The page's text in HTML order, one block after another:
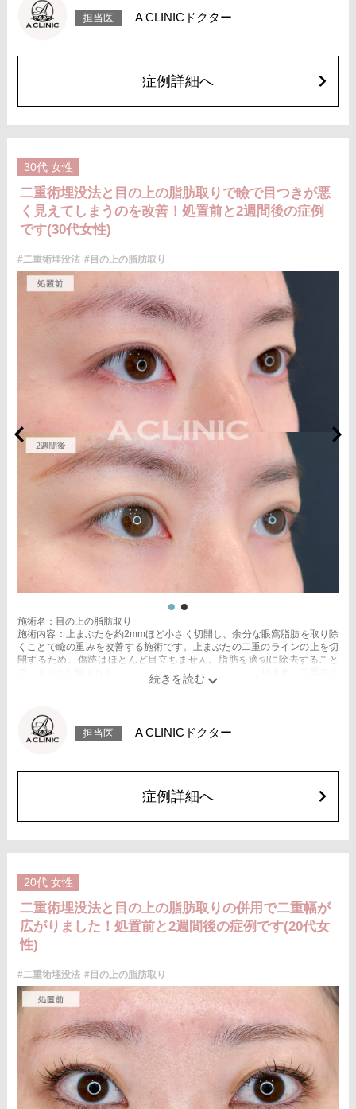
で落ち着いていきますが、個人差があります。また、稀に細菌感染症、左
右差、重瞼ラインの消失・乱れ、縫合糸の露出、結膜腫脹などが生じるこ
アドバンス 2箇所217,800円(税込)～6箇所349,800円(税込)
アペックス シングル437,800円(税込)～ダブル657,800円(税込)
シークレットアイズシングル712,800円(税込)〜ダブル877,800円(税込)
施術名：目の上の脂肪取り
施術内容：上まぶたを約2mmほど小さく切開し、余分な眼窩脂肪を取り除
開するため、傷跡はほとんど目立ちません。脂肪を適切に除去すること
で、まぶたが軽くなり、目元がすっきりとした印象になります。二重のラ
インもよりくっきりと出やすくなるため、眠たそうな目元や重たいまぶた
にお悩みの方に適した施術です。
施術時間：約15分程
リスク、副作用：腫れ、内出血、疼痛などが術後一時的に生じることがご
ざいます。また、稀に細菌感染症、左右差、肥厚性瘢痕、創部陥凹などが
費用：118,800円(税込)〜173,800円(税込)
オプション：笑気麻酔 3,300円(税込)
担当医 A CLINICドクター
症例詳細へ
30代 女性
二重術埋没法と目の上の脂肪取りで瞼で目つきが悪
く見えてしまうのを改善！処置前と2週間後の症例
です(30代女性)
#二重術埋没法 #目の上の脂肪取り
施術名：目の上の脂肪取り
施術内容：上まぶたを約2mmほど小さく切開し、余分な眼窩脂肪を取り除
くことで瞼の重みを改善する施術です。上まぶたの二重のラインの上を切
開するため、傷跡はほとんど目立ちません。脂肪を適切に除去すること
で、まぶたが軽くなり、目元がすっきりとした印象になります。二重のラ
インもよりくっきりと出やすくなるため、眠たそうな目元や重たいまぶた
リスク、副作用：腫れ、内出血、疼痛などが術後一時的に生じることがご
ざいます。また、稀に細菌感染症、左右差、肥厚性瘢痕、創部陥凹などが
オプション：笑気麻酔 3,300円(税込)
て結紮（けっさつ）し、皮下に糸を埋没させることで、くっきりとした二
重ラインを形成する施術です。メスを使用しないため、腫れや内出血など
のダウンタイムは比較的少なく、自然な仕上がりが期待できます。
リスク、副作用：腫れ、内出血、疼痛、目がごろごろする違和感などが術
後一時的に生じることがございます。これらの症状は通常数日〜1週間ほど
で落ち着いていきますが、個人差があります。また、稀に細菌感染症、左
右差、重瞼ラインの消失・乱れ、縫合糸の露出、結膜腫脹などが生じるこ
とがございます。
費用：スタンダード 2箇所107,800円(税込)〜6箇所239,800円(税込)
アドバンス 2箇所217,800円(税込)～6箇所349,800円(税込)
シークレットアイズシングル712,800円(税込)〜ダブル877,800円(税込)
オプション：笑気麻酔 3,300円(税込)
担当医 A CLINICドクター
症例詳細へ
20代 女性
二重術埋没法と目の上の脂肪取りの併用で二重幅が
広がりました！処置前と2週間後の症例です(20代女
性)
#二重術埋没法 #目の上の脂肪取り